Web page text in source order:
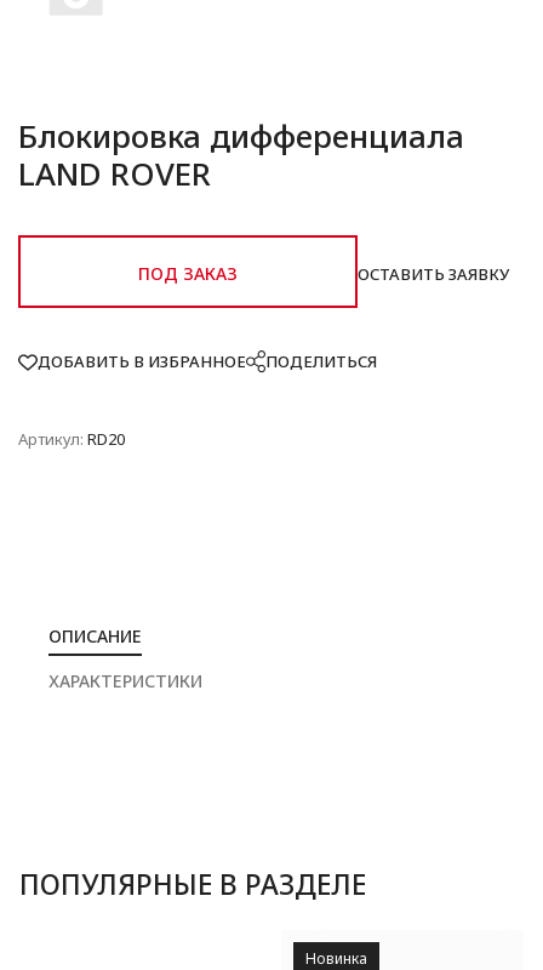
Блокировка дифференциала
LAND ROVER
ПОД ЗАКАЗ ОСТАВИТЬ ЗАЯВКУ
ДОБАВИТЬ В ИЗБРАННОЕ ПОДЕЛИТЬСЯ
Артикул: RD20
ОПИСАНИЕ
ХАРАКТЕРИСТИКИ
ПОПУЛЯРНЫЕ В РАЗДЕЛЕ
Новинка